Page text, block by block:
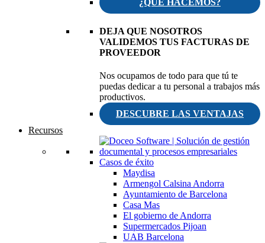
DEJA QUE NOSOTROS
VALIDEMOS TUS FACTURAS DE
PROVEEDOR
Nos ocupamos de todo para que tú te
puedas dedicar a tu personal a trabajos más
productivos.
DESCUBRE LAS VENTAJAS
Recursos
Casos de éxito
Maydisa
Armengol Calsina Andorra
Ayuntamiento de Barcelona
Casa Mas
El gobierno de Andorra
Supermercados Pijoan
UAB Barcelona